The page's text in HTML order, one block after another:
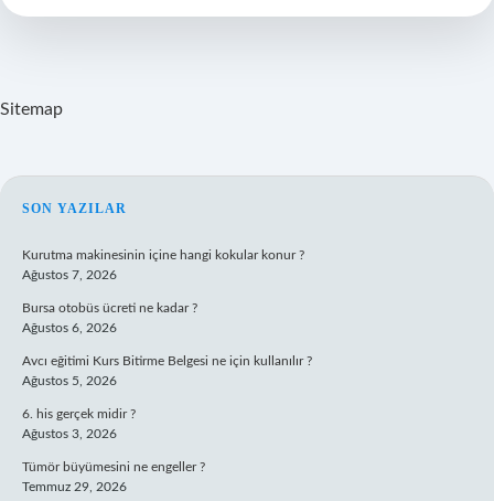
Sitemap
SIDEBAR
SON YAZILAR
Kurutma makinesinin içine hangi kokular konur ?
Ağustos 7, 2026
Bursa otobüs ücreti ne kadar ?
Ağustos 6, 2026
Avcı eğitimi Kurs Bitirme Belgesi ne için kullanılır ?
Ağustos 5, 2026
6. his gerçek midir ?
Ağustos 3, 2026
Tümör büyümesini ne engeller ?
Temmuz 29, 2026